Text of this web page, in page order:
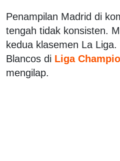
Penampilan Madrid di
tengah tidak konsisten.
kedua klasemen La
Blancos di Liga
mengilap.